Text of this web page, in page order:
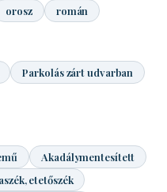
orosz román
Parkolás zárt udvarban
Akadálymentesített
etetőszék